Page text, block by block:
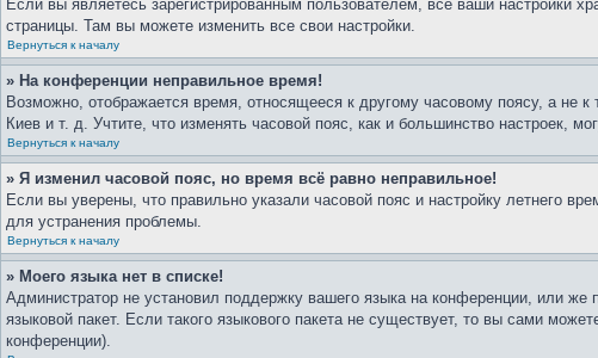
Если вы являетесь зарегистрированным пользователем, все ваши настройки
страницы. Там вы можете изменить все свои настройки.
Вернуться к началу
» На конференции неправильное время!
Возможно, отображается время, относящееся к другому часовому поясу, а не
Киев и т. д. Учтите, что изменять часовой пояс, как и большинство настроек,
Вернуться к началу
» Я изменил часовой пояс, но время всё равно неправильное!
Если вы уверены, что правильно указали часовой пояс и настройку летнего
для устранения проблемы.
Вернуться к началу
» Моего языка нет в списке!
Администратор не установил поддержку вашего языка на конференции, или
языковой пакет. Если такого языкового пакета не существует, то вы сами
конференции).